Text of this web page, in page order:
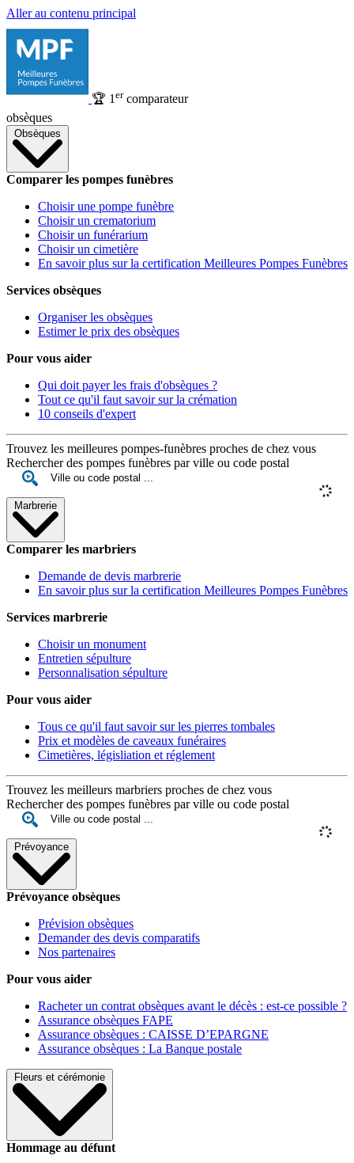
Aller au contenu principal
🏆 1 ercomparateur
obsèques
Obsèques
Comparer les pompes funèbres
Choisir une pompe funèbre
Choisir un crematorium
Choisir un funérarium
Choisir un cimetière
En savoir plus sur la certification Meilleures Pompes Funèbres
Services obsèques
Organiser les obsèques
Estimer le prix des obsèques
Pour vous aider
Qui doit payer les frais d'obsèques ?
Tout ce qu'il faut savoir sur la crémation
10 conseils d'expert
Trouvez les meilleures pompes-funèbres proches de chez vous
Rechercher des pompes funèbres par ville ou code postal
Marbrerie
Comparer les marbriers
Demande de devis marbrerie
En savoir plus sur la certification Meilleures Pompes Funèbres
Services marbrerie
Choisir un monument
Entretien sépulture
Personnalisation sépulture
Pour vous aider
Tous ce qu'il faut savoir sur les pierres tombales
Prix et modèles de caveaux funéraires
Cimetières, législiation et réglement
Trouvez les meilleurs marbriers proches de chez vous
Rechercher des pompes funèbres par ville ou code postal
Prévoyance
Prévoyance obsèques
Prévision obsèques
Demander des devis comparatifs
Nos partenaires
Pour vous aider
Racheter un contrat obsèques avant le décès : est-ce possible ?
Assurance obsèques FAPE
Assurance obsèques : CAISSE D’EPARGNE
Assurance obsèques : La Banque postale
Fleurs et cérémonie
Hommage au défunt